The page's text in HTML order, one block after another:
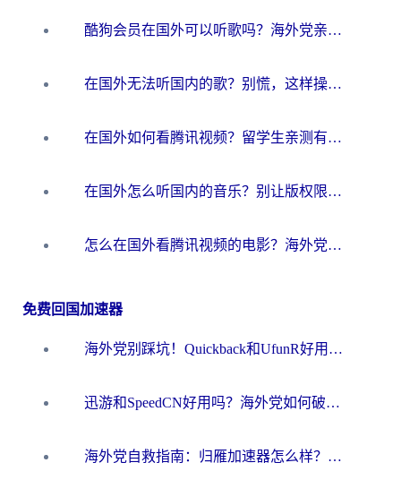
酷狗会员在国外可以听歌吗？海外党亲测有效：3步解决音乐权限难题
在国外无法听国内的歌？别慌，这样操作就能畅听QQ音乐（附亲测加速器推荐）
在国外如何看腾讯视频？留学生亲测有效的回国加速方案
在国外怎么听国内的音乐？别让版权限制断了你的华语歌单
怎么在国外看腾讯视频的电影？海外党亲测有效的回国加速指南
免费回国加速器
海外党别踩坑！Quickback和UfunR好用吗？选对回国加速器才能无缝刷国内资源
迅游和SpeedCN好用吗？海外党如何破解那道看不见的墙
海外党自救指南：归雁加速器怎么样？教你避开坑实现国内资源无缝访问